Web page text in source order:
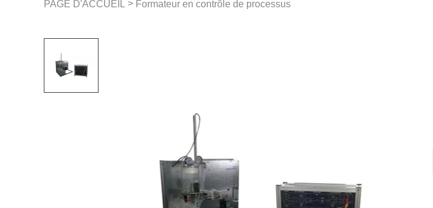
PAGE D'ACCUEIL > Formateur en contrôle de processus